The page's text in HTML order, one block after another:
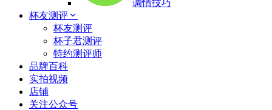
调情技巧
杯友测评
杯友测评
杯子君测评
特约测评师
品牌百科
实拍视频
店铺
关注公众号